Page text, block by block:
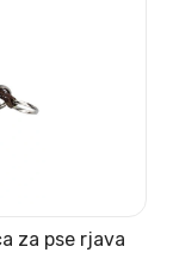
za pse rjava